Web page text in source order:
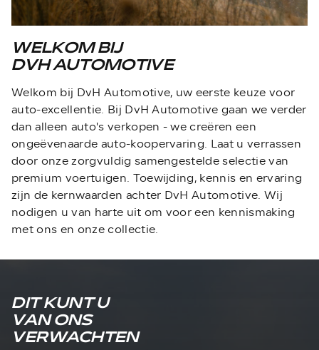
WELKOM BIJ
DVH AUTOMOTIVE
Welkom bij DvH Automotive, uw eerste keuze voor
auto-excellentie. Bij DvH Automotive gaan we verder
dan alleen auto's verkopen - we creëren een
ongeëvenaarde auto-koopervaring. Laat u verrassen
door onze zorgvuldig samengestelde selectie van
premium voertuigen. Toewijding, kennis en ervaring
zijn de kernwaarden achter DvH Automotive. Wij
nodigen u van harte uit om voor een kennismaking
met ons en onze collectie.
DIT KUNT U
VAN ONS
VERWACHTEN